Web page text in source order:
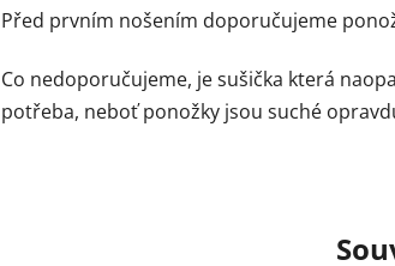
Před prvním nošením doporučujeme
Co nedoporučujeme, je sušička která
potřeba, neboť ponožky jsou suché